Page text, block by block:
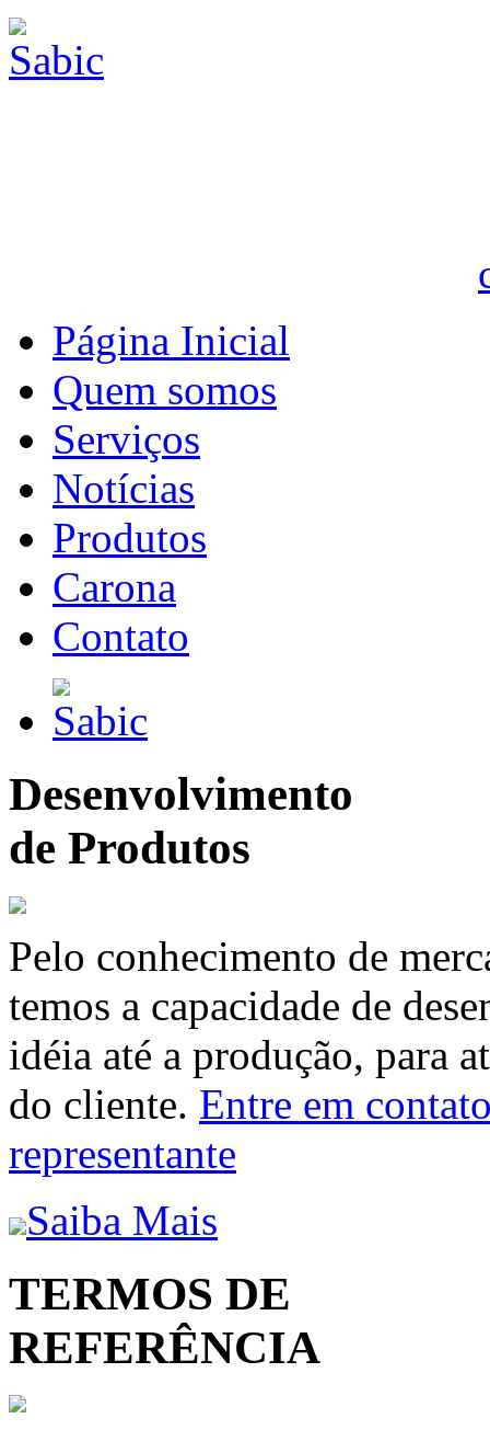
Página Inicial
Quem somos
Serviços
Notícias
Produtos
Carona
Contato
Desenvolvimento
de Produtos
Pelo conhecimento de
temos a capacidade de
idéia até a produção, para
do cliente. Entre em
representante
Saiba Mais
TERMOS DE
REFERÊNCIA